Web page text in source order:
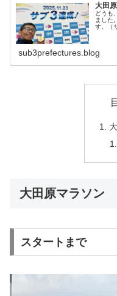
大田
どうも
ました
す。（
sub3prefectures.blog
大田原マラソン
スタートまで